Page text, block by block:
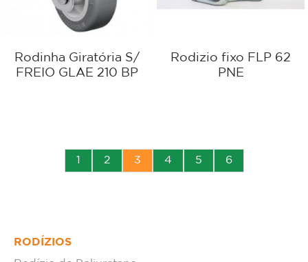
Rodinha Giratória S/
FREIO GLAE 210 BP
Rodizio fixo FLP 62
PNE
1 2 3 4 5 6
RODÍZIOS